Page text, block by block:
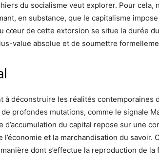
du socialisme veut explorer. Pour cela,
en substance, que le capitalisme
cœur de cette extorsion se situe la durée
value absolue et de soumettre
à déconstruire les réalités contemporaines
profondes mutations, comme le signale
d’accumulation du capital repose sur une
et la marchandisation du savoir.
dont s’effectue la reproduction de la